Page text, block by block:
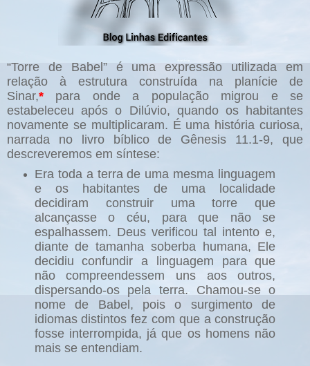
“Torre de Babel” é uma expressão utilizada em
relação à estrutura construída na planície de
Sinar,* para onde a população migrou e se
estabeleceu após o Dilúvio, quando os habitantes
novamente se multiplicaram. É uma história curiosa,
narrada no livro bíblico de Gênesis 11.1-9, que
descreveremos em síntese:
Era toda a terra de uma mesma linguagem
e os habitantes de uma localidade
decidiram construir uma torre que
alcançasse o céu, para que não se
espalhassem. Deus verificou tal intento e,
diante de tamanha soberba humana, Ele
decidiu confundir a linguagem para que
não compreendessem uns aos outros,
dispersando-os pela terra. Chamou-se o
nome de Babel, pois o surgimento de
idiomas distintos fez com que a construção
fosse interrompida, já que os homens não
mais se entendiam.